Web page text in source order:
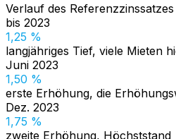
Verlauf des Referenzzinssatzes
bis 2023
1,25 %
langjähriges Tief, viele Mieten
Juni 2023
1,50 %
erste Erhöhung, die
Dez. 2023
1,75 %
zweite Erhöhung, Höchststand